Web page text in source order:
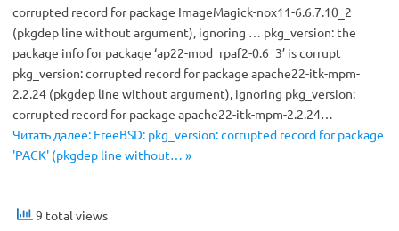
corrupted record for package ImageMagick-nox11-6.6.7.10_2
(pkgdep line without argument), ignoring … pkg_version: the
package info for package ‘ap22-mod_rpaf2-0.6_3’ is corrupt
pkg_version: corrupted record for package apache22-itk-mpm-
2.2.24 (pkgdep line without argument), ignoring pkg_version:
corrupted record for package apache22-itk-mpm-2.2.24…
Читать далее: FreeBSD: pkg_version: corrupted record for package
'PACK' (pkgdep line without… »
9 total views